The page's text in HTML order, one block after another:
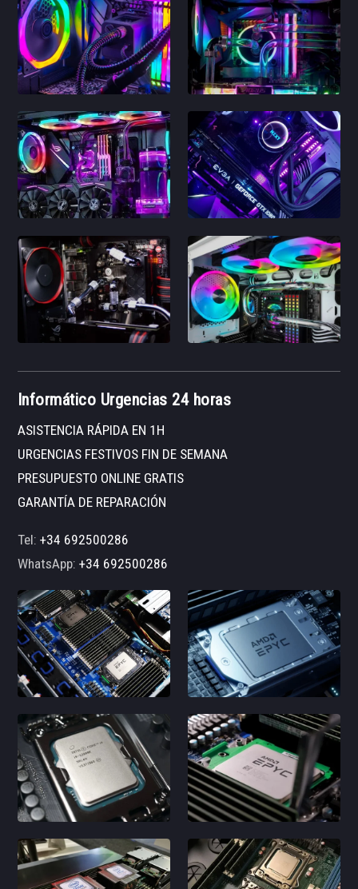
Informático Urgencias 24 horas
ASISTENCIA RÁPIDA EN 1H
URGENCIAS FESTIVOS FIN DE SEMANA
PRESUPUESTO ONLINE GRATIS
GARANTÍA DE REPARACIÓN
Tel:+34 692500286
WhatsApp:+34 692500286